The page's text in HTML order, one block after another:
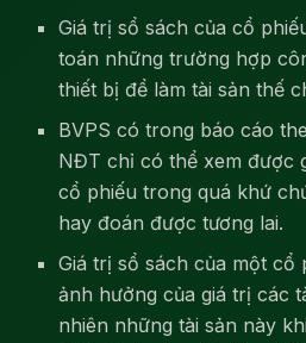
Giá trị sổ sách của cổ
toán những trường hợp
thiết bị để làm tài sản thế
BVPS có trong báo cáo
NĐT chỉ có thể xem được
cổ phiếu trong quá khứ
hay đoán được tương lai.
Giá trị sổ sách của một cổ
ảnh hưởng của giá trị các
nhiên những tài sản này